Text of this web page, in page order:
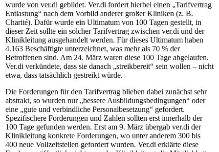
wurde von ver.di gebildet. Ver.di fordert hierbei einen „Tarifvertrag
Entlastung“ nach dem Vorbild anderer großer Kliniken (z. B.
Charité). Dafür wurde ein Ultimatum von 100 Tagen gestellt, in
dieser Zeit sollte ein solcher Tarifvertrag zwischen ver.di und der
Klinikleitung ausgehandelt werden. Für dieses Ultimatum haben
4.163 Beschäftigte unterzeichnet, was mehr als 70 % der
Betroffenen sind. Am 24. März waren diese 100 Tage abgelaufen.
Ver.di verkündete, dass sie danach „streikbereit“ sein wollen – nicht
etwa, dass tatsächlich gestreikt würde.
Die Forderungen für den Tarifvertrag blieben dabei zunächst sehr
abstrakt, so wurden nur „bessere Ausbildungsbedingungen“ oder
eine „gute und verbindliche Personalbesetzung“ gefordert.
Spezifischere Forderungen und Zahlen sollten erst innerhalb der
100 Tage gefunden werden. Erst am 9. März übergab ver.di der
Klinikleitung konkrete Forderungen, wo unter anderem 300 bis
400 neue Vollzeitstellen gefordert wurden. Ver.di erklärte diese